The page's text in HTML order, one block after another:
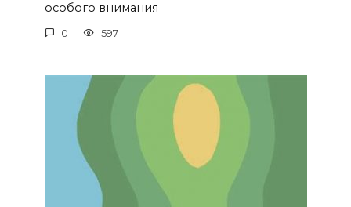
особого внимания
0 597